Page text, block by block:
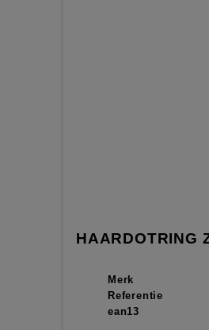
HAARDOTRING
Merk
Referentie
ean13